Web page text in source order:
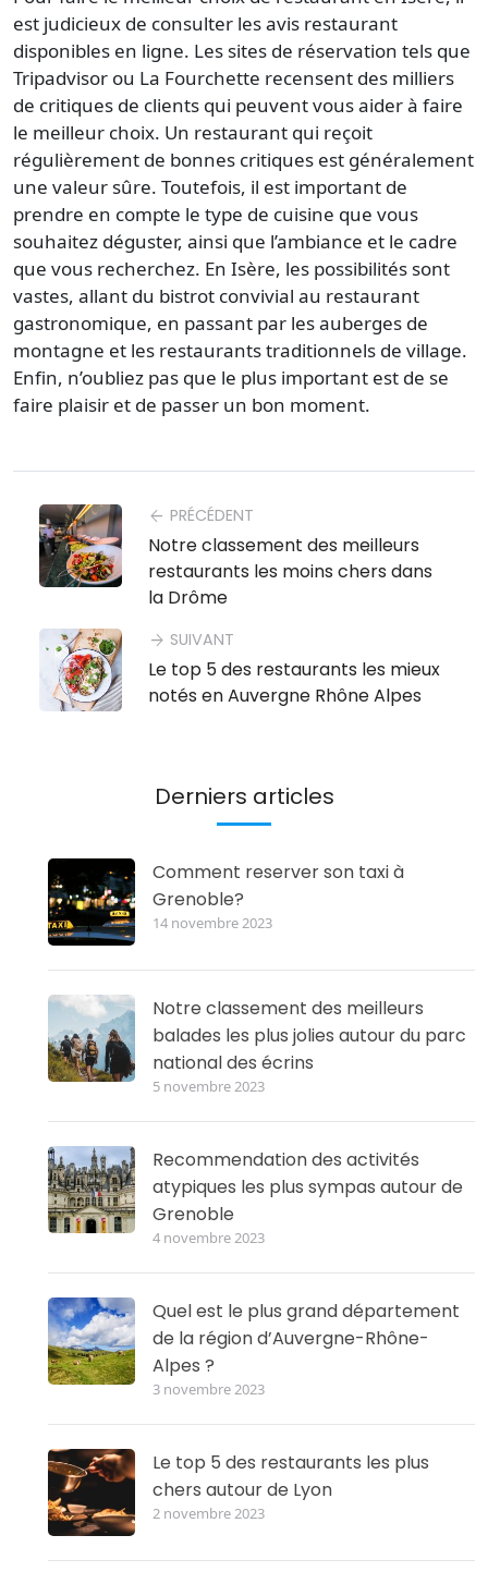
est judicieux de consulter lesavis restaurant
disponibles en ligne. Les sites de réservation tels que
Tripadvisor ou La Fourchette recensent des milliers
de critiques de clients qui peuvent vous aider à faire
le meilleur choix. Un restaurant qui reçoit
régulièrement de bonnes critiques est généralement
une valeur sûre. Toutefois, il est important de
prendre en compte le type de cuisine que vous
souhaitez déguster, ainsi que l’ambiance et le cadre
que vous recherchez. En Isère, les possibilités sont
vastes, allant du bistrot convivial au restaurant
gastronomique, en passant par les auberges de
montagne et les restaurants traditionnels de village.
Enfin, n’oubliez pas que le plus important est de se
faire plaisir et de passer un bon moment.
arrow_back PRÉCÉDENT
Notre classement des meilleurs
restaurants les moins chers dans
la Drôme
arrow_forward SUIVANT
Le top 5 des restaurants les mieux
notés en Auvergne Rhône Alpes
Derniers articles
Comment reserver son taxi à
Grenoble?
14 novembre 2023
Notre classement des meilleurs
balades les plus jolies autour du parc
national des écrins
5 novembre 2023
Recommendation des activités
atypiques les plus sympas autour de
Grenoble
4 novembre 2023
Quel est le plus grand département
de la région d’Auvergne-Rhône-
Alpes ?
3 novembre 2023
Le top 5 des restaurants les plus
chers autour de Lyon
2 novembre 2023